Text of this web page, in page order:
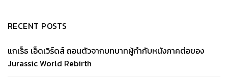
RECENT POSTS
แกเร็ธ เอ็ดเวิร์ดส์ ถอนตัวจากบทบาทผู้กำกับหนังภาคต่อของ
Jurassic World Rebirth